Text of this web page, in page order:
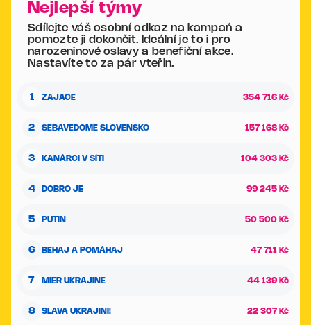
Nejlepší týmy
Sdílejte váš osobní odkaz na kampaň a
pomozte ji dokončit. Ideální je to i pro
narozeninové oslavy a benefiční akce.
Nastavíte to za pár vteřin.
1 ZAJACE 354 716 Kč
2 SEBAVEDOMÉ SLOVENSKO 157 168 Kč
3 KANÁRCI V SÍTI 104 303 Kč
4 DOBRO JE 99 245 Kč
5 PUTIN 50 500 Kč
6 BEHAJ A POMÁHAJ 47 711 Kč
7 MIER UKRAJINE 44 139 Kč
8 SLAVA UKRAJINI! 22 307 Kč